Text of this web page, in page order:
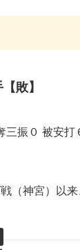
敗】
三振０ 被安打
（神宮）以